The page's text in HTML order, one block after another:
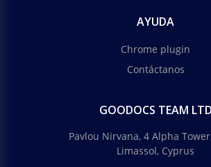
AYUDA
Chrome plugin
Contáctanos
GOODOCS TEAM LTD
Pavlou Nirvana, 4 Alpha
Limassol, Cyprus